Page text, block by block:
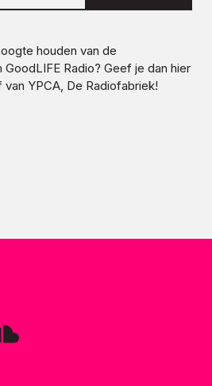
houden van de
GoodLIFE Radio? Geef je dan hier
YPCA, De Radiofabriek!